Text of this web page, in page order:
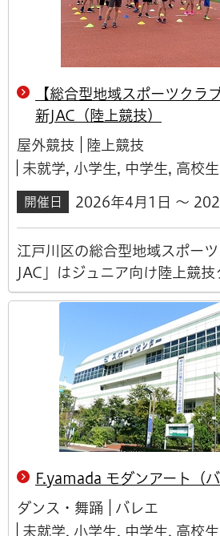
【総合型地域スポーツクラ
新JAC（陸上競技）
屋外競技
陸上競技
未就学, 小学生, 中学生, 高校生
開催日 2026年4月1日 ～
江戸川区の総合型地域スポー
JAC」はジュニア向け陸上競技
F.yamada モダンアート（バ
ダンス・舞踊
バレエ
未就学, 小学生, 中学生, 高校